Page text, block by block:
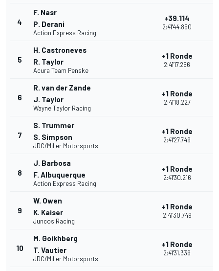
4
F. Nasr
P. Derani
Action Express Racing
+39.114
2:41'44.850
5
H. Castroneves
R. Taylor
Acura Team Penske
+1 Ronde
2:41'17.266
6
R. van der Zande
J. Taylor
Wayne Taylor Racing
+1 Ronde
2:41'18.227
7
S. Trummer
S. Simpson
JDC/Miller Motorsports
+1 Ronde
2:41'27.749
8
J. Barbosa
F. Albuquerque
Action Express Racing
+1 Ronde
2:41'30.216
9
W. Owen
K. Kaiser
Juncos Racing
+1 Ronde
2:41'30.749
10
M. Goikhberg
T. Vautier
JDC/Miller Motorsports
+1 Ronde
2:41'31.336